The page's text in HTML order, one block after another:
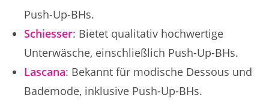
Push-Up-BHs.
Schiesser: Bietet qualitativ hochwertige
Unterwäsche, einschließlich Push-Up-BHs.
Lascana: Bekannt für modische Dessous und
Bademode, inklusive Push-Up-BHs.